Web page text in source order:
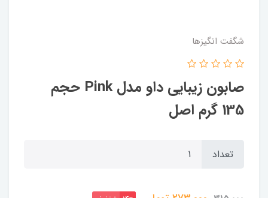
شگفت انگيزها
صابون زیبایی داو مدل Pink حجم
135 گرم اصل
تعداد